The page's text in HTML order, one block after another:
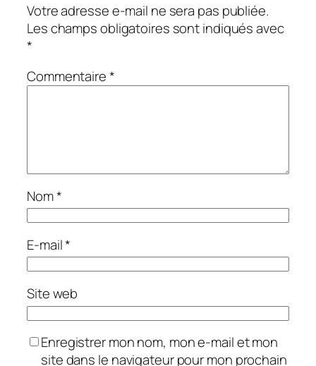
Votre adresse e-mail ne sera pas publiée.
Les champs obligatoires sont indiqués avec
*
Commentaire*
Nom*
E-mail*
Site web
Enregistrer mon nom, mon e-mail et mon
site dans le navigateur pour mon prochain